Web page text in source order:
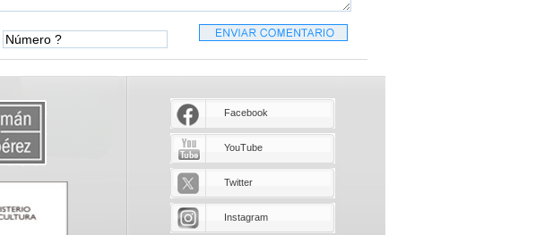
Facebook
YouTube
Twitter
Instagram